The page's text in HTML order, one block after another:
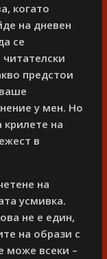
когато
на дневен
се
предстои
у мен. Но
крилете на
в
на
усмивка.
не е един,
на образи с
може всеки –